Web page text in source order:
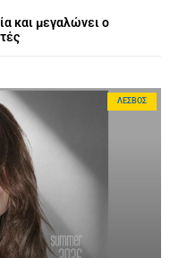
και μεγαλώνει ο
ΛΈΣΒΟΣ